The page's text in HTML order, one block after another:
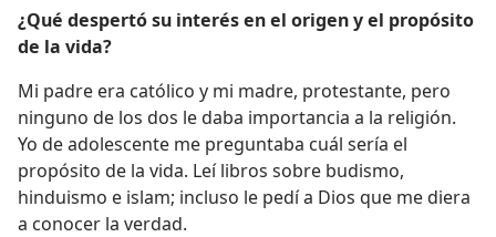
¿Qué despertó su interés en el origen y el propósito
de la vida?
Mi padre era católico y mi madre, protestante, pero
ninguno de los dos le daba importancia a la religión.
Yo de adolescente me preguntaba cuál sería el
propósito de la vida. Leí libros sobre budismo,
hinduismo e islam; incluso le pedí a Dios que me diera
a conocer la verdad.